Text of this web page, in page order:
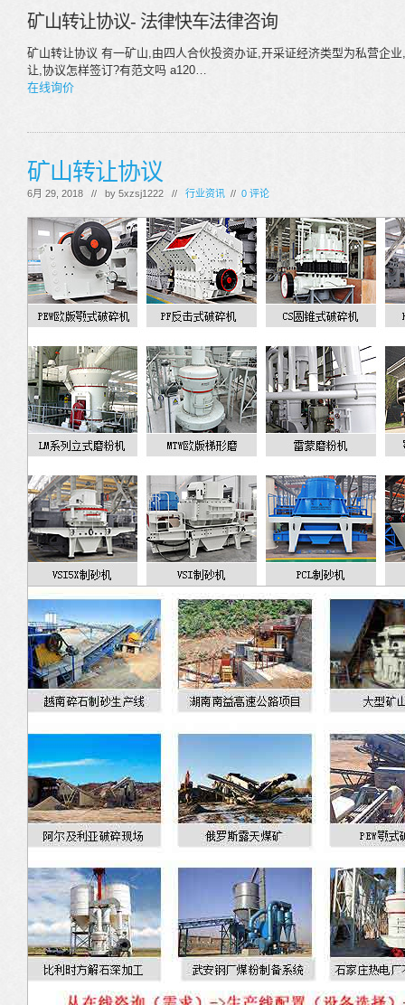
矿山转让协议- 法律快车法律咨询
矿山转让协议 有一矿山,由四人合伙投资办证,开采证经济类型为私营企
让,协议怎样签订?有范文吗 a120…
在线询价
矿山转让协议
6月 29, 2018 // by 5xzsj1222 // 行业资讯 // 0 评论